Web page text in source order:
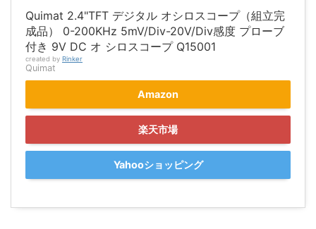
Quimat 2.4"TFT デジタル オシロスコープ（組立完
成品） 0-200KHz 5mV/Div-20V/Div感度 プローブ
付き 9V DC オ シロスコープ Q15001
created by Rinker
Quimat
Amazon
楽天市場
Yahooショッピング